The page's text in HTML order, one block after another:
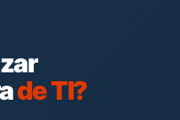
de TI?